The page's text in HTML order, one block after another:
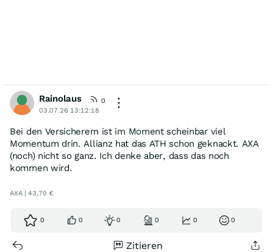
Rainolaus
0
03.07.26 13:12:18
Bei den Versicherern ist im Moment scheinbar viel
Momentum drin. Allianz hat das ATH schon geknackt. AXA
(noch) nicht so ganz. Ich denke aber, dass das noch
kommen wird.
AXA | 43,70 €
0 0 0 0 0 0
Zitieren